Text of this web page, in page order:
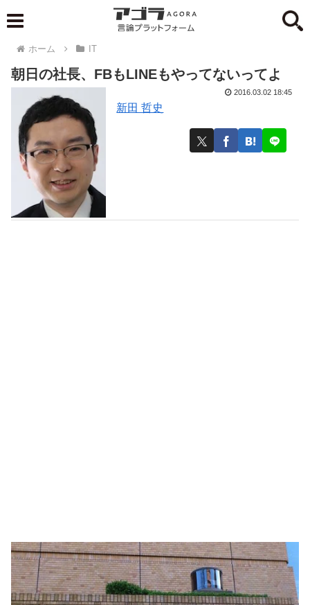
ホーム IT
朝日の社長、FBもLINEもやってないってよ
新田 哲史
2016.03.02 18:45